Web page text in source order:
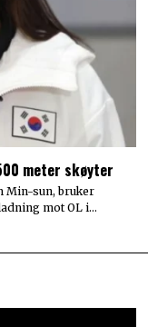
meter skøyter
Min-sun, bruker
mot OL i…